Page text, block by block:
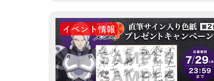
イベント情報